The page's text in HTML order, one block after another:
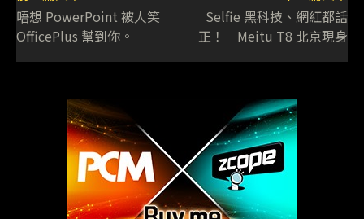
唔想 PowerPoint 被人笑
OfficePlus 幫到你。
Selfie 黑科技、網紅都話
正！ Meitu T8 北京現身